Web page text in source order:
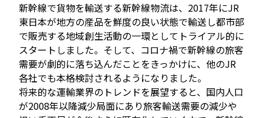
新幹線で貨物を輸送する新幹線物流は、2017年にJR
東日本が地方の産品を鮮度の良い状態で輸送し都市部
で販売する地域創生活動の一環としてトライアル的に
スタートしました。そして、コロナ禍で新幹線の旅客
需要が劇的に落ち込んだことをきっかけに、他のJR
各社でも本格検討されるようになりました。
将来的な運輸業界のトレンドを展望すると、国内人口
が2008年以降減少局面にあり旅客輸送需要の減少や